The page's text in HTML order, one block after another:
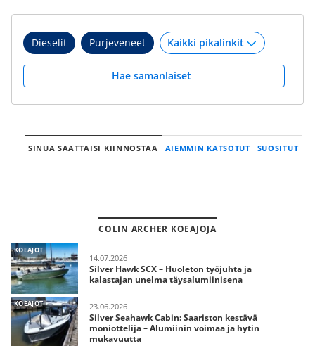
Dieselit Purjeveneet
Hae samanlaiset
SINUA SAATTAISI KIINNOSTAA AIEMMIN KATSOTUT SUOSITUT
COLIN ARCHER KOEAJOJA
KOEAJOT
14.07.2026
Silver Hawk SCX – Huoleton työjuhta ja
kalastajan unelma täysalumiinisena
KOEAJOT 23.06.2026
Silver Seahawk Cabin: Saariston kestävä
moniottelija – Alumiinin voimaa ja hytin
mukavuutta